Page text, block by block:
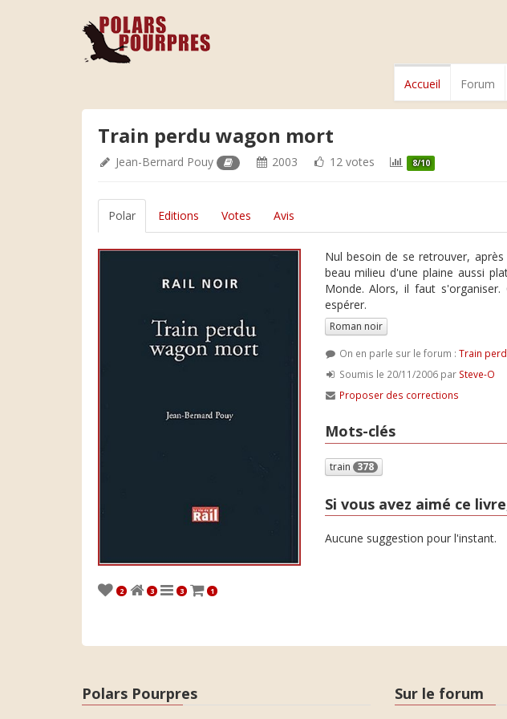
Accueil Forum
Train perdu wagon mort
Jean-Bernard Pouy 2003 12 votes 8/10
Polar Editions Votes Avis
2 3 3 1
Nul besoin de se retrouver,
beau milieu d'une plaine aussi
Monde. Alors, il faut
espérer.
Roman noir
On en parle sur le forum : Train
Soumis le 20/11/2006 par Steve-O
Proposer des corrections
Mots-clés
train 378
Si vous avez aimé ce
Aucune suggestion pour l'instant.
Polars Pourpres Sur le forum